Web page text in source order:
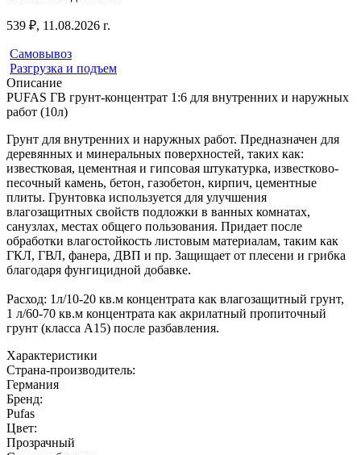
539 ₽, 11.08.2026 г.
Самовывоз
Разгрузка и подъем
Описание
PUFAS ГВ грунт-концентрат 1:6 для внутренних и наружных
работ (10л)
Грунт для внутренних и наружных работ. Предназначен для
деревянных и минеральных поверхностей, таких как:
известковая, цементная и гипсовая штукатурка, известково-
песочный камень, бетон, газобетон, кирпич, цементные
плиты. Грунтовка используется для улучшения
влагозащитных свойств подложки в ванных комнатах,
санузлах, местах общего пользования. Придает после
обработки влагостойкость листовым материалам, таким как
ГКЛ, ГВЛ, фанера, ДВП и пр. Защищает от плесени и грибка
благодаря фунгицидной добавке.
Расход: 1л/10-20 кв.м концентрата как влагозащитный грунт,
1 л/60-70 кв.м концентрата как акрилатный пропиточный
грунт (класса А15) после разбавления.
Характеристики
Страна-производитель:
Германия
Бренд:
Pufas
Цвет:
Прозрачный